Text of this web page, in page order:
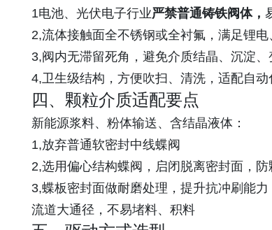
1电池、光伏电子行业严禁普通铸铁阀体，
2,流体接触面全不锈钢或全衬氟，满足锂电
3,阀内无滞留死角，避免介质结晶、沉淀、
4,卫生级结构，方便吹扫、清洗，适配自动
四、颗粒介质适配要点
新能源浆料、粉体输送、含结晶液体：
1,放弃普通软密封中线蝶阀
2,选用偏心结构蝶阀，启闭脱离密封面，防
3,蝶板密封面做耐磨处理，提升抗冲刷能力
流道大通径，不易堵料、积料